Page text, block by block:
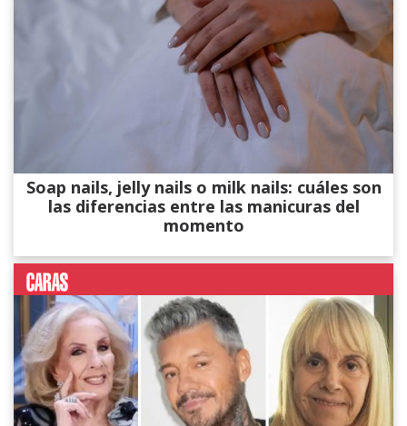
Soap nails, jelly nails o milk nails: cuáles son
las diferencias entre las manicuras del
momento